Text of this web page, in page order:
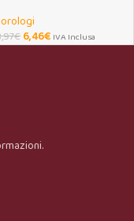
€6,46€ IVA Inclusa